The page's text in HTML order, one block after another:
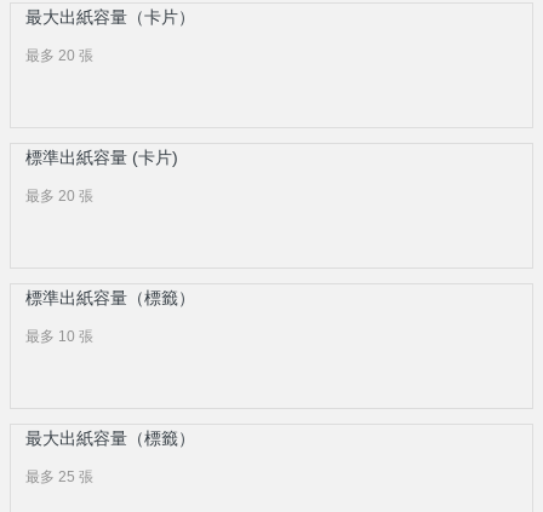
最大出紙容量（卡片）
最多 20 張
標準出紙容量 (卡片)
最多 20 張
標準出紙容量（標籤）
最多 10 張
最大出紙容量（標籤）
最多 25 張